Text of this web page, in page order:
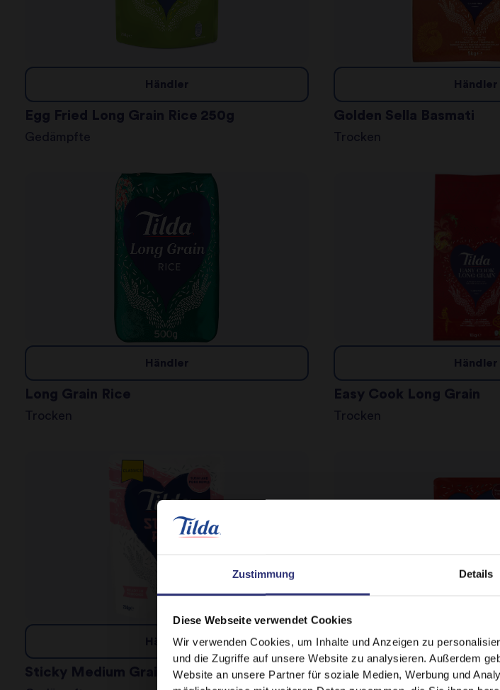
Zustimmung Details
Diese Webseite verwendet Cookies
Wir verwenden Cookies, um Inhalte und Anzeigen zu
und die Zugriffe auf unsere Website zu analysieren. Außerdem
Website an unsere Partner für soziale Medien, Werbung und
Händler
Egg Fried Long Grain Rice 250g
Gedämpfte
Händler
Golden Sella Basmati
Trocken
Händler
Long Grain Rice
Trocken
Händler
Easy Cook Long Grain
Trocken
Händler
Sticky Medium Grain Rice 250g
Händler
Pilau Basmati Rice 250g